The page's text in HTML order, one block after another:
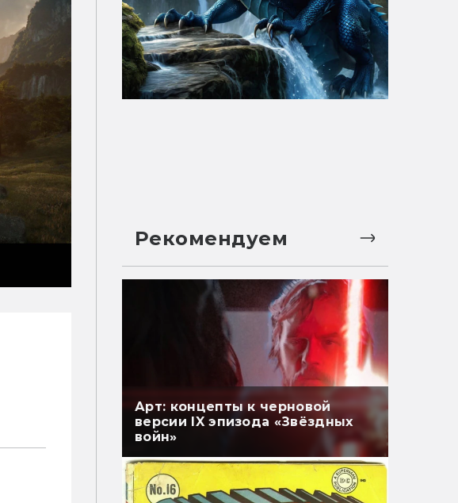
Рекомендуем
Арт: концепты к черновой
версии IX эпизода «Звёздных
войн»